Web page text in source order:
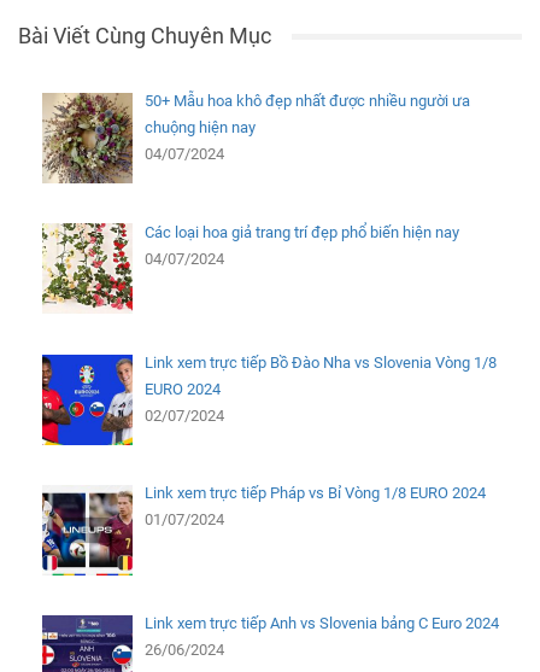
Bài Viết Cùng Chuyên Mục
50+ Mẫu hoa khô đẹp nhất được nhiều người ưa
chuộng hiện nay
04/07/2024
Các loại hoa giả trang trí đẹp phổ biến hiện nay
04/07/2024
Link xem trực tiếp Bồ Đào Nha vs Slovenia Vòng 1/8
EURO 2024
02/07/2024
Link xem trực tiếp Pháp vs Bỉ Vòng 1/8 EURO 2024
01/07/2024
Link xem trực tiếp Anh vs Slovenia bảng C Euro 2024
26/06/2024